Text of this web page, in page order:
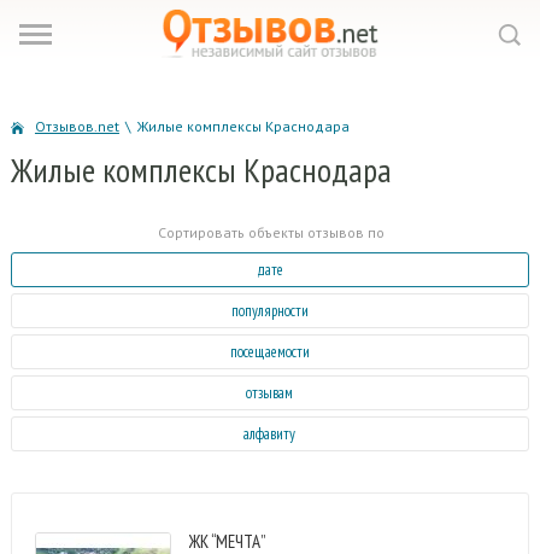
Отзывов.net \ Жилые комплексы Краснодара
Жилые комплексы Краснодара
Сортировать объекты отзывов по
дате
популярности
посещаемости
отзывам
алфавиту
ЖК “МЕЧТА”